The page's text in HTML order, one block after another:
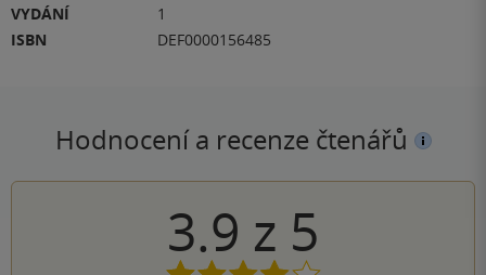
VYDÁNÍ
1
ISBN
DEF0000156485
Hodnocení a recenze čtenářů
3.9 z 5